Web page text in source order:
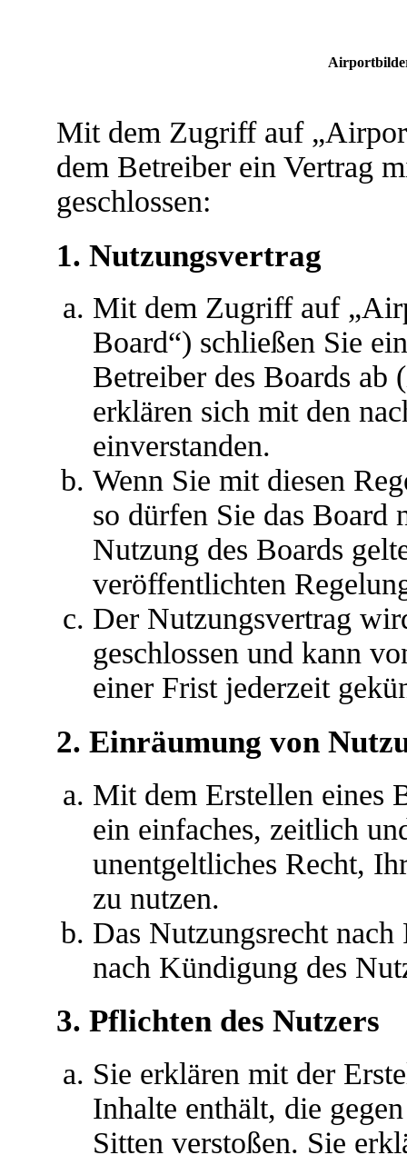
Mit dem Zugriff auf
dem Betreiber ein Vertrag
geschlossen:
1. Nutzungsvertrag
Mit dem Zugriff auf
Board“) schließen Sie
Betreiber des Boards ab
erklären sich mit den
einverstanden.
Wenn Sie mit diesen
so dürfen Sie das Board
Nutzung des Boards
veröffentlichten
Der Nutzungsvertrag
geschlossen und kann
einer Frist jederzeit
2. Einräumung von
Mit dem Erstellen eines
ein einfaches, zeitlich
unentgeltliches Recht,
zu nutzen.
Das Nutzungsrecht
nach Kündigung des
3. Pflichten des Nutzers
Sie erklären mit der
Inhalte enthält, die
Sitten verstoßen. Sie